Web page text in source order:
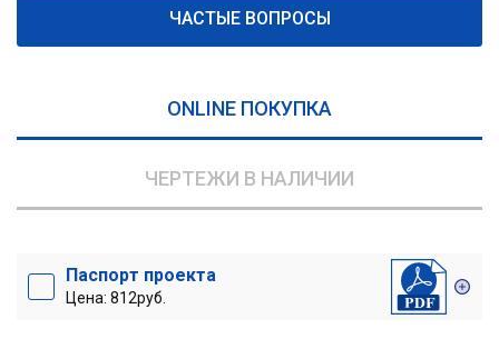
ЧАСТЫЕ ВОПРОСЫ
ONLINE ПОКУПКА
ЧЕРТЕЖИ В НАЛИЧИИ
Паспорт проекта
Цена: 812руб.